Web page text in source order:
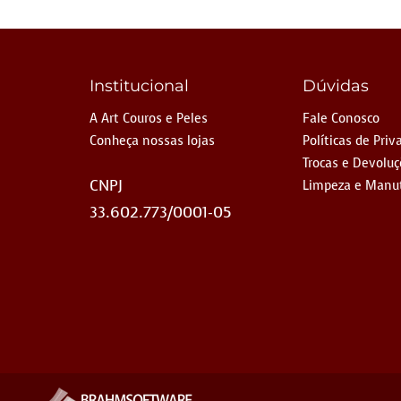
Institucional
A Art Couros e Peles
Conheça nossas lojas
CNPJ
33.602.773/0001-05
Dúvidas
Fale Conosco
Políticas de
Trocas e
Limpeza e